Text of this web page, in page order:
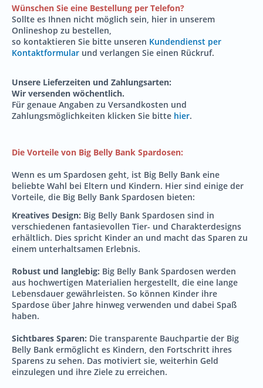
Wünschen Sie eine Bestellung per Telefon?
Sollte es Ihnen nicht möglich sein, hier in unserem
Onlineshop zu bestellen,
so kontaktieren Sie bitte unseren Kundendienst per
Kontaktformular und verlangen Sie einen Rückruf.
Unsere Lieferzeiten und Zahlungsarten:
Wir versenden wöchentlich.
Für genaue Angaben zu Versandkosten und
Zahlungsmöglichkeiten klicken Sie bitte hier.
Die Vorteile von Big Belly Bank Spardosen:
Wenn es um Spardosen geht, ist Big Belly Bank eine
beliebte Wahl bei Eltern und Kindern. Hier sind einige der
Vorteile, die Big Belly Bank Spardosen bieten:
Kreatives Design: Big Belly Bank Spardosen sind in
verschiedenen fantasievollen Tier- und Charakterdesigns
erhältlich. Dies spricht Kinder an und macht das Sparen zu
einem unterhaltsamen Erlebnis.
Robust und langlebig: Big Belly Bank Spardosen werden
aus hochwertigen Materialien hergestellt, die eine lange
Lebensdauer gewährleisten. So können Kinder ihre
Spardose über Jahre hinweg verwenden und dabei Spaß
haben.
Sichtbares Sparen: Die transparente Bauchpartie der Big
Belly Bank ermöglicht es Kindern, den Fortschritt ihres
Sparens zu sehen. Das motiviert sie, weiterhin Geld
einzulegen und ihre Ziele zu erreichen.